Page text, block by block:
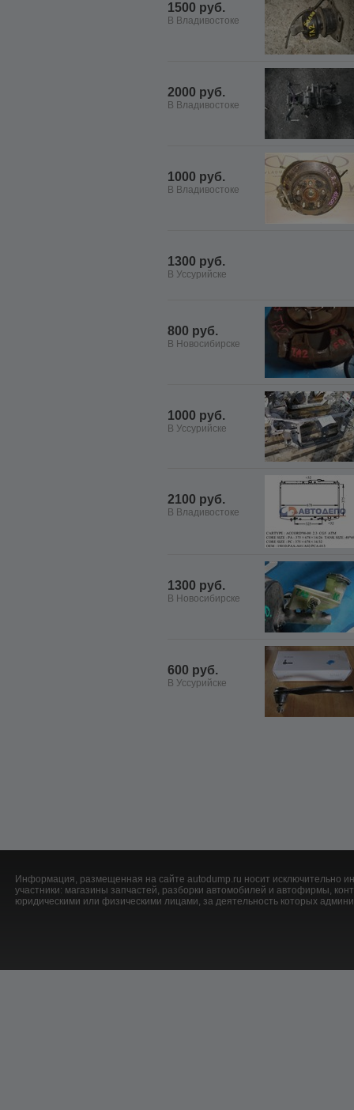
1500 руб.
В Владивостоке
2000 руб.
В Владивостоке
1000 руб.
В Владивостоке
1300 руб.
В Уссурийске
800 руб.
В Новосибирске
1000 руб.
В Уссурийске
2100 руб.
В Владивостоке
1300 руб.
В Новосибирске
600 руб.
В Уссурийске
Информация, размещенная на сайте autodump.ru носит исключительно
участники: магазины запчастей, разборки автомобилей и автофирмы,
юридическими или физическими лицами, за деятельность которых